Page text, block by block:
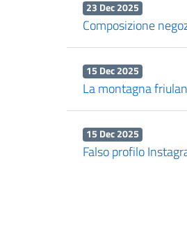
23 Dec 2025
Composizione
15 Dec 2025
La montagna
15 Dec 2025
Falso profilo